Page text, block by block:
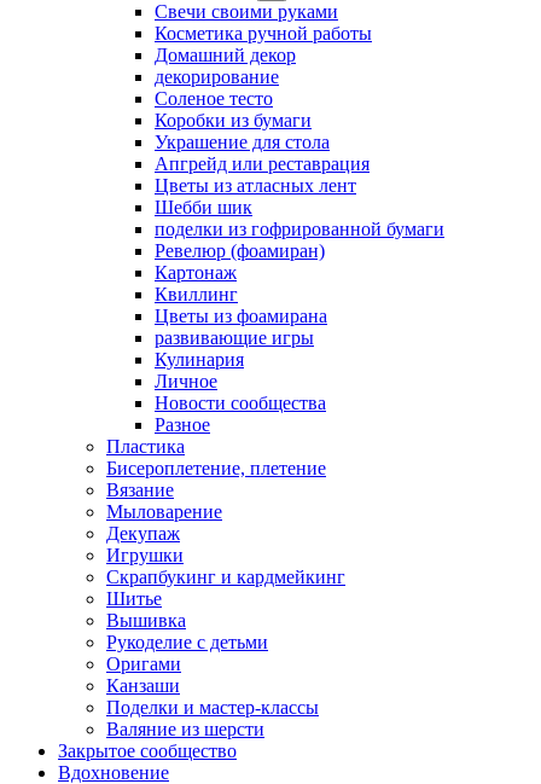
Свечи своими руками
Косметика ручной работы
Домашний декор
декорирование
Соленое тесто
Коробки из бумаги
Украшение для стола
Апгрейд или реставрация
Цветы из атласных лент
Шебби шик
поделки из гофрированной бумаги
Ревелюр (фоамиран)
Картонаж
Квиллинг
Цветы из фоамирана
развивающие игры
Кулинария
Личное
Новости сообщества
Разное
Пластика
Бисероплетение, плетение
Вязание
Мыловарение
Декупаж
Игрушки
Скрапбукинг и кардмейкинг
Шитье
Вышивка
Рукоделие с детьми
Оригами
Канзаши
Поделки и мастер-классы
Валяние из шерсти
Закрытое сообщество
Вдохновение